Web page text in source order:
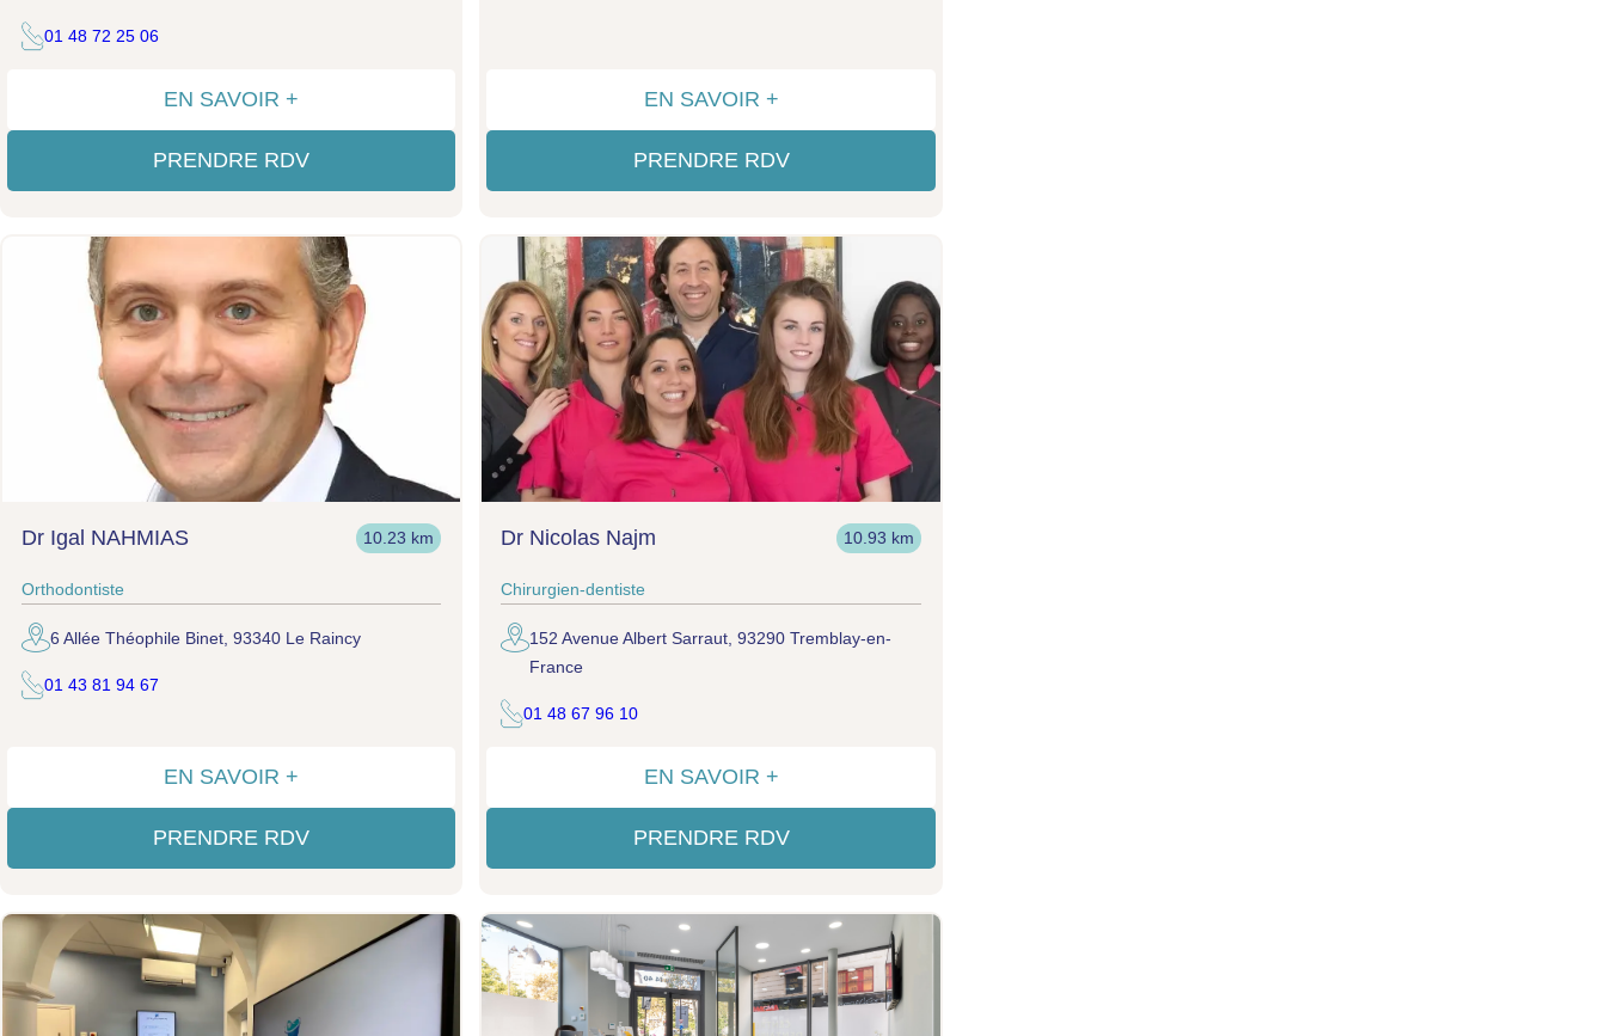
01 48 72 25 06
EN SAVOIR +
PRENDRE RDV
EN SAVOIR +
PRENDRE RDV
Dr Igal NAHMIAS 10.23 km
Orthodontiste
6 Allée Théophile Binet, 93340 Le Raincy
01 43 81 94 67
EN SAVOIR +
PRENDRE RDV
Dr Nicolas Najm 10.93 km
Chirurgien-dentiste
152 Avenue Albert Sarraut, 93290 Tremblay-en-
France
01 48 67 96 10
EN SAVOIR +
PRENDRE RDV